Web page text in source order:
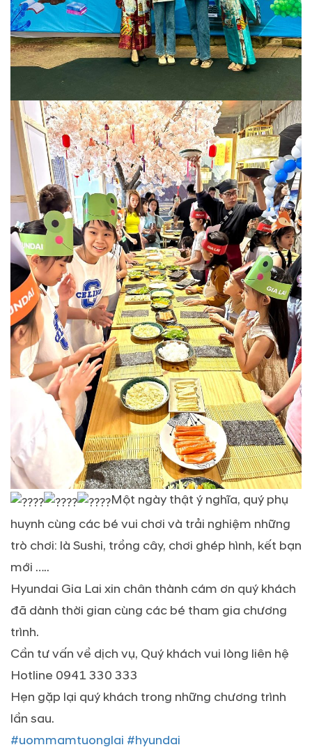
Một ngày thật ý nghĩa, quý phụ
huynh cùng các bé vui chơi và trải nghiệm những
trò chơi: là Sushi, trồng cây, chơi ghép hình, kết bạn
mới …..
Hyundai Gia Lai xin chân thành cám ơn quý khách
đã dành thời gian cùng các bé tham gia chương
trình.
Cần tư vấn về dịch vụ, Quý khách vui lòng liên hệ
Hotline 0941 330 333
Hẹn gặp lại quý khách trong những chương trình
lần sau.
#uommamtuonglai #hyundai